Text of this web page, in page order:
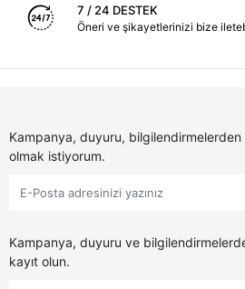
7 / 24 DESTEK
Öneri ve şikayetlerinizi bize
Kampanya, duyuru,
olmak istiyorum.
Kampanya, duyuru ve
kayıt olun.